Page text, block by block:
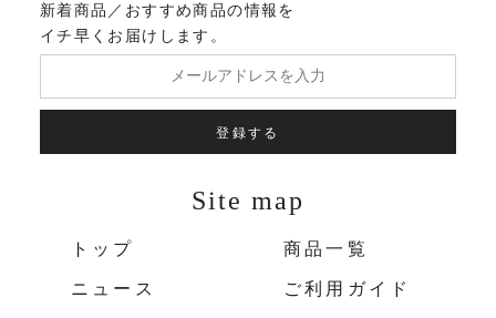
新着商品／おすすめ商品の情報を
イチ早くお届けします。
登録する
Site map
トップ 商品一覧
ニュース ご利用ガイド